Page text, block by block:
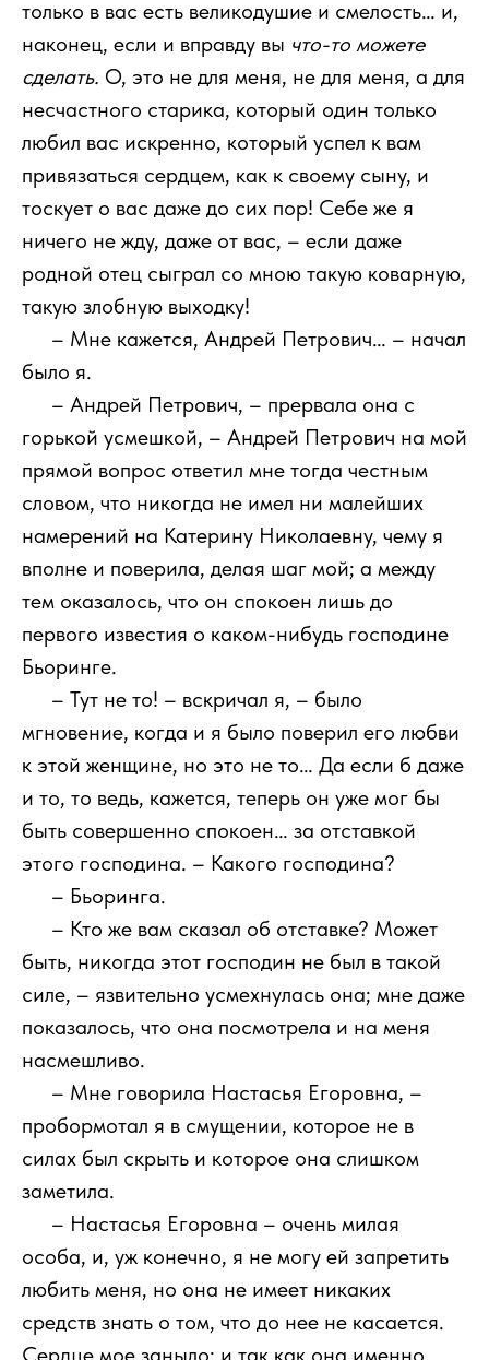
только в вас есть великодушие и смелость… и,
наконец, если и вправду вы что-то можете
сделать. О, это не для меня, не для меня, а для
несчастного старика, который один только
любил вас искренно, который успел к вам
привязаться сердцем, как к своему сыну, и
тоскует о вас даже до сих пор! Себе же я
ничего не жду, даже от вас, – если даже
родной отец сыграл со мною такую коварную,
такую злобную выходку!
– Мне кажется, Андрей Петрович… – начал
было я.
– Андрей Петрович, – прервала она с
горькой усмешкой, – Андрей Петрович на мой
прямой вопрос ответил мне тогда честным
словом, что никогда не имел ни малейших
намерений на Катерину Николаевну, чему я
вполне и поверила, делая шаг мой; а между
тем оказалось, что он спокоен лишь до
первого известия о каком-нибудь господине
Бьоринге.
– Тут не то! – вскричал я, – было
мгновение, когда и я было поверил его любви
к этой женщине, но это не то… Да если б даже
и то, то ведь, кажется, теперь он уже мог бы
быть совершенно спокоен… за отставкой
этого господина. – Какого господина?
– Бьоринга.
– Кто же вам сказал об отставке? Может
быть, никогда этот господин не был в такой
силе, – язвительно усмехнулась она; мне даже
показалось, что она посмотрела и на меня
насмешливо.
– Мне говорила Настасья Егоровна, –
пробормотал я в смущении, которое не в
силах был скрыть и которое она слишком
заметила.
– Настасья Егоровна – очень милая
особа, и, уж конечно, я не могу ей запретить
любить меня, но она не имеет никаких
средств знать о том, что до нее не касается.
Сердце мое заныло; и так как она именно